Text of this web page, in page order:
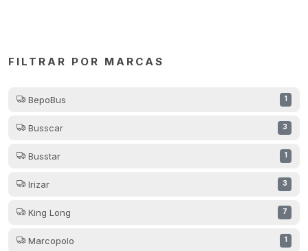
FILTRAR POR MARCAS
BepoBus 1
Busscar 3
Busstar 1
Irizar 3
King Long 7
Marcopolo 1